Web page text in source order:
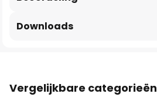
Downloads
Vergelijkbare categorieën